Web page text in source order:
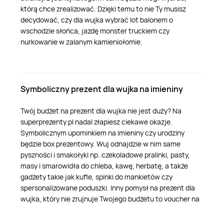
którą chce zrealizować. Dzięki temu to nie Ty musisz
decydować, czy dla wujka wybrać lot balonem o
wschodzie słońca, jazdę monster truckiem czy
nurkowanie w zalanym kamieniołomie.
Symboliczny prezent dla wujka na imieniny
Twój budżet na prezent dla wujka nie jest duży? Na
superprezenty.pl nadal złapiesz ciekawe okazje.
Symbolicznym upominkiem na imieniny czy urodziny
będzie box prezentowy. Wuj odnajdzie w nim same
pyszności i smakołyki np. czekoladowe pralinki, pasty,
masy i smarowidła do chleba, kawę, herbatę, a także
gadżety takie jak kufle, spinki do mankietów czy
spersonalizowane poduszki. Inny pomysł na prezent dla
wujka, który nie zrujnuje Twojego budżetu to voucher na